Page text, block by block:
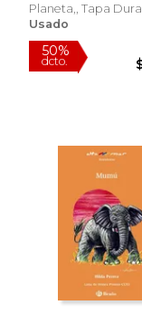
Planeta,, Tapa Dura,
Usado